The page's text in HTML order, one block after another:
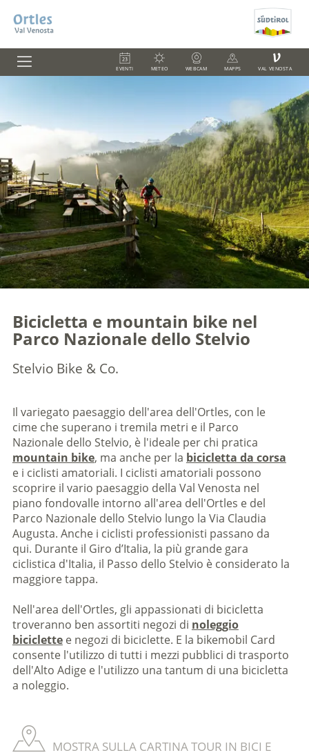
EVENTI METEO WEBCAM MAPPS
V
VAL VENOSTA
Bicicletta e mountain bike nel
Parco Nazionale dello Stelvio
Stelvio Bike & Co.
Il variegato paesaggio dell'area dell'Ortles, con le
cime che superano i tremila metri e il Parco
Nazionale dello Stelvio, è l'ideale per chi pratica
mountain bike, ma anche per la bicicletta da corsa
e i ciclisti amatoriali. I ciclisti amatoriali possono
scoprire il vario paesaggio della Val Venosta nel
piano fondovalle intorno all'area dell'Ortles e del
Parco Nazionale dello Stelvio lungo la Via Claudia
Augusta. Anche i ciclisti professionisti passano da
qui. Durante il Giro d’Italia, la più grande gara
ciclistica d'Italia, il Passo dello Stelvio è considerato la
maggiore tappa.
Nell'area dell'Ortles, gli appassionati di bicicletta
troveranno ben assortiti negozi di noleggio
biciclettee negozi di biciclette. E la bikemobil Card
consente l'utilizzo di tutti i mezzi pubblici di trasporto
dell'Alto Adige e l'utilizzo una tantum di una bicicletta
a noleggio.
MOSTRA SULLA CARTINA TOUR IN BICI E